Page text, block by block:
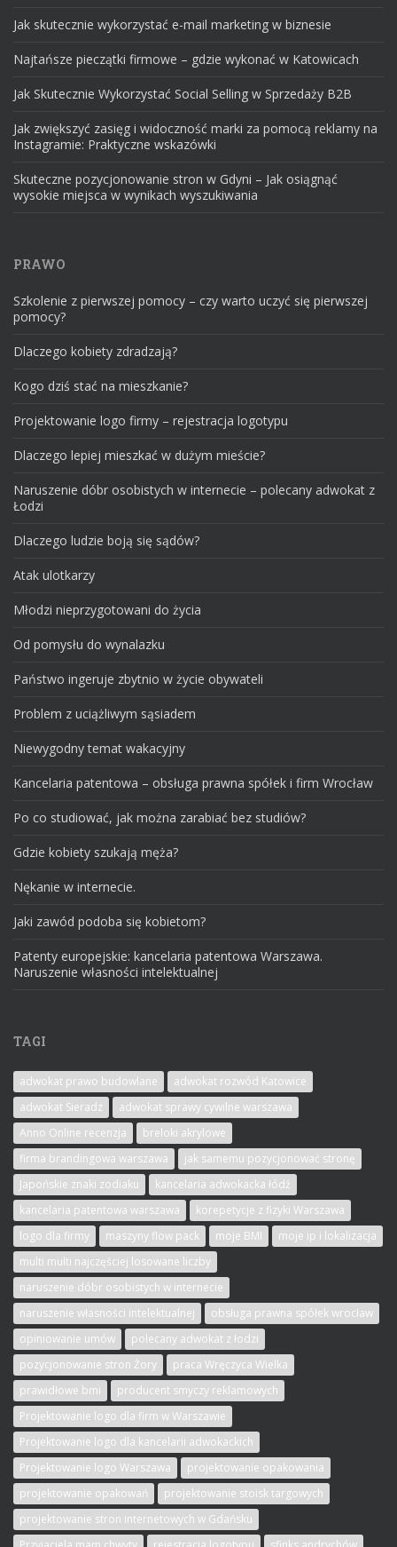
Jak skutecznie wykorzystać e-mail marketing w biznesie
Najtańsze pieczątki firmowe – gdzie wykonać w Katowicach
Jak Skutecznie Wykorzystać Social Selling w Sprzedaży B2B
Jak zwiększyć zasięg i widoczność marki za pomocą reklamy na
Instagramie: Praktyczne wskazówki
Skuteczne pozycjonowanie stron w Gdyni – Jak osiągnąć
wysokie miejsca w wynikach wyszukiwania
PRAWO
Szkolenie z pierwszej pomocy – czy warto uczyć się pierwszej
pomocy?
Dlaczego kobiety zdradzają?
Kogo dziś stać na mieszkanie?
Projektowanie logo firmy – rejestracja logotypu
Dlaczego lepiej mieszkać w dużym mieście?
Naruszenie dóbr osobistych w internecie – polecany adwokat z
Łodzi
Dlaczego ludzie boją się sądów?
Atak ulotkarzy
Młodzi nieprzygotowani do życia
Od pomysłu do wynalazku
Państwo ingeruje zbytnio w życie obywateli
Problem z uciążliwym sąsiadem
Niewygodny temat wakacyjny
Kancelaria patentowa – obsługa prawna spółek i firm Wrocław
Po co studiować, jak można zarabiać bez studiów?
Gdzie kobiety szukają męża?
Nękanie w internecie.
Jaki zawód podoba się kobietom?
Patenty europejskie: kancelaria patentowa Warszawa.
Naruszenie własności intelektualnej
TAGI
adwokat prawo budowlane
adwokat rozwód Katowice
adwokat Sieradz
adwokat sprawy cywilne warszawa
Anno Online recenzja
breloki akrylowe
firma brandingowa warszawa
jak samemu pozycjonować stronę
Japońskie znaki zodiaku
kancelaria adwokacka łódź
kancelaria patentowa warszawa
korepetycje z fizyki Warszawa
logo dla firmy
maszyny flow pack moje BMI
moje ip i lokalizacja
multi multi najczęściej losowane liczby
naruszenie dóbr osobistych w internecie
naruszenie własności intelektualnej
obsługa prawna spółek wrocław
opiniowanie umów
polecany adwokat z łodzi
pozycjonowanie stron Żory
praca Wręczyca Wielka
prawidłowe bmi
producent smyczy reklamowych
Projektowanie logo dla firm w Warszawie
Projektowanie logo dla kancelarii adwokackich
Projektowanie logo Warszawa
projektowanie opakowania
projektowanie opakowań
projektowanie stoisk targowych
projektowanie stron internetowych w Gdańsku